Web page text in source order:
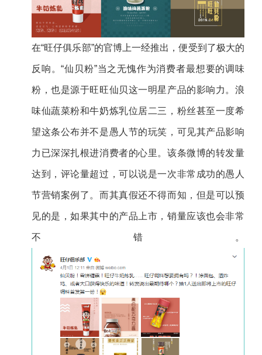
在“旺仔俱乐部”的官博上一经推出，便受到了极大的
反响。“仙贝粉”当之无愧作为消费者最想要的调味
粉，也是源于旺旺仙贝这一明星产品的影响力。浪
味仙蔬菜粉和牛奶炼乳位居二三，粉丝甚至一度希
望这条公布并不是愚人节的玩笑，可见其产品影响
力已深深扎根进消费者的心里。该条微博的转发量
达到，评论量超过，可以说是一次非常成功的愚人
节营销案例了。而其真假还不得而知，但是可以预
见的是，如果其中的产品上市，销量应该也会非常
不错。